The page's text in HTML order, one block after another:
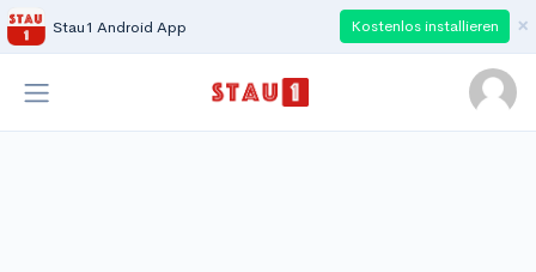
Stau1 Android App Kostenlos installieren ×